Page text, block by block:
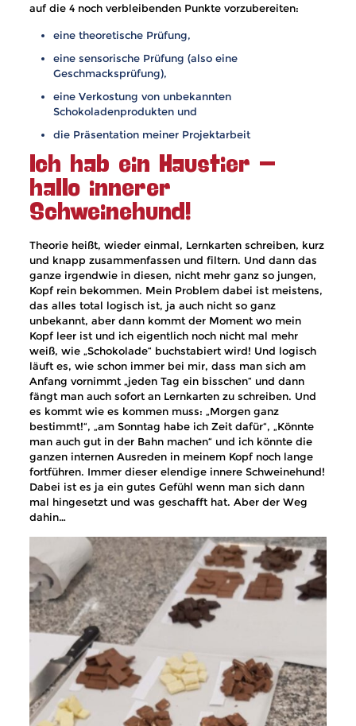
auf die 4 noch verbleibenden Punkte vorzubereiten:
eine theoretische Prüfung,
eine sensorische Prüfung (also eine
Geschmacksprüfung),
eine Verkostung von unbekannten
Schokoladenprodukten und
die Präsentation meiner Projektarbeit
Ich hab ein Haustier –
hallo innerer
Schweinehund!
Theorie heißt, wieder einmal, Lernkarten schreiben, kurz
und knapp zusammenfassen und filtern. Und dann das
ganze irgendwie in diesen, nicht mehr ganz so jungen,
Kopf rein bekommen. Mein Problem dabei ist meistens,
das alles total logisch ist, ja auch nicht so ganz
unbekannt, aber dann kommt der Moment wo mein
Kopf leer ist und ich eigentlich noch nicht mal mehr
weiß, wie „Schokolade“ buchstabiert wird! Und logisch
läuft es, wie schon immer bei mir, dass man sich am
Anfang vornimmt „jeden Tag ein bisschen“ und dann
fängt man auch sofort an Lernkarten zu schreiben. Und
es kommt wie es kommen muss: „Morgen ganz
bestimmt!“, „am Sonntag habe ich Zeit dafür“, „Könnte
man auch gut in der Bahn machen“ und ich könnte die
ganzen internen Ausreden in meinem Kopf noch lange
fortführen. Immer dieser elendige innere Schweinehund!
Dabei ist es ja ein gutes Gefühl wenn man sich dann
mal hingesetzt und was geschafft hat. Aber der Weg
dahin…